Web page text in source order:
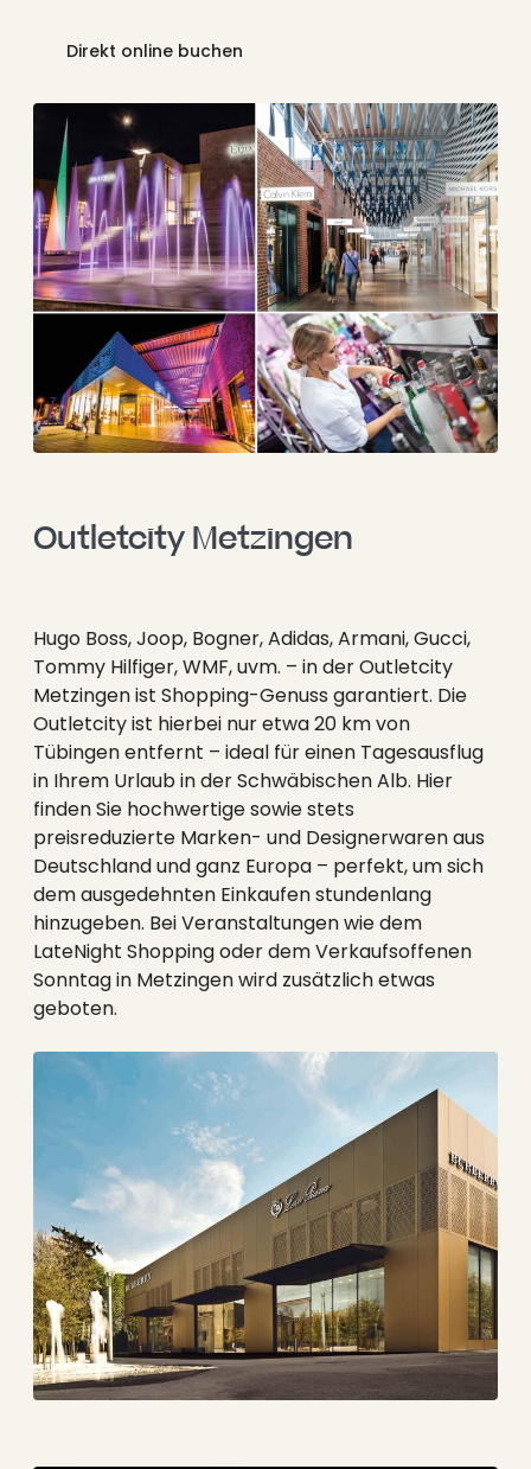
Direkt online buchen
Outletcity Metzingen
Hugo Boss, Joop, Bogner, Adidas, Armani, Gucci,
Tommy Hilfiger, WMF, uvm. – in der Outletcity
Metzingen ist Shopping-Genuss garantiert. Die
Outletcity ist hierbei nur etwa 20 km von
Tübingen entfernt – ideal für einen Tagesausflug
in Ihrem Urlaub in der Schwäbischen Alb. Hier
finden Sie hochwertige sowie stets
preisreduzierte Marken- und Designerwaren aus
Deutschland und ganz Europa – perfekt, um sich
dem ausgedehnten Einkaufen stundenlang
hinzugeben. Bei Veranstaltungen wie dem
LateNight Shopping oder dem Verkaufsoffenen
Sonntag in Metzingen wird zusätzlich etwas
geboten.